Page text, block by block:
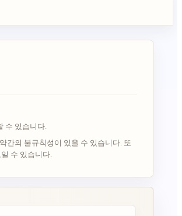
수 있습니다.
간의 불규칙성이 있을 수 있습니다. 또
수 있습니다.